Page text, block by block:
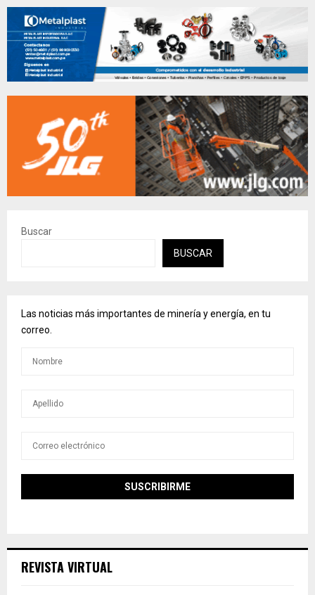
Buscar
BUSCAR
Las noticias más importantes de minería y energía, en tu
correo.
REVISTA VIRTUAL